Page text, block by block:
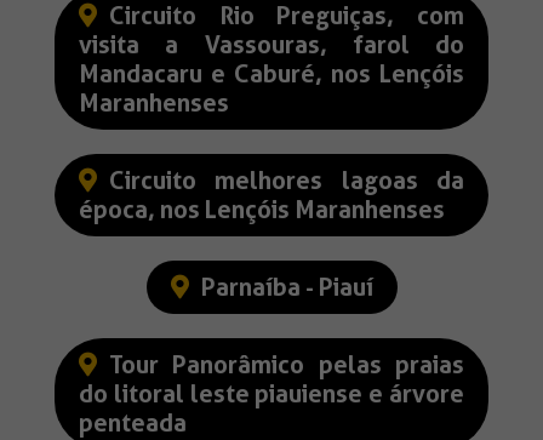
Circuito Rio Preguiças, com
visita a Vassouras, farol do
Mandacaru e Caburé, nos Lençóis
Maranhenses
Circuito melhores lagoas da
época, nos Lençóis Maranhenses
Parnaíba - Piauí
Tour Panorâmico pelas praias
do litoral leste piauiense e árvore
penteada